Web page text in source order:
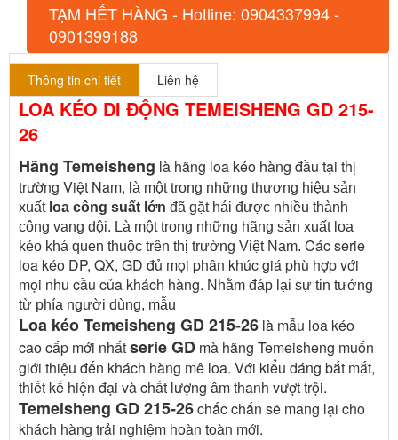
TẠM HẾT HÀNG - Hotline: 0904337994 -
0901399188
Thông tin chi tiết Liên hệ
LOA KÉO DI ĐỘNG TEMEISHENG GD 215-
26
Hãng Temeisheng là hãng loa kéo hàng đầu tại thị
trường Việt Nam, là một trong những thương hiệu sản
xuất loa công suất lớn đã gặt hái được nhiều thành
công vang dội. Là một trong những hãng sản xuất loa
kéo khá quen thuộc trên thị trường Việt Nam. Các serie
loa kéo DP, QX, GD đủ mọi phân khúc giá phù hợp với
mọi nhu cầu của khách hàng. Nhằm đáp lại sự tin tưởng
từ phía người dùng, mẫu
Loa kéo Temeisheng GD 215-26 là mẫu loa kéo
cao cấp mới nhấtserie GD mà hãng Temeisheng muốn
giới thiệu đến khách hàng mê loa. Với kiểu dáng bắt mắt,
thiết kế hiện đại và chất lượng âm thanh vượt trội.
Temeisheng GD 215-26chắc chắn sẽ mang lại cho
khách hàng trải nghiệm hoàn toàn mới.